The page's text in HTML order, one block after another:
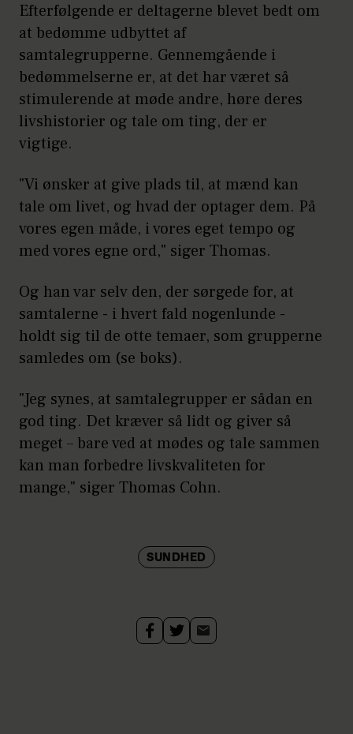
omkring 47 ud af 100.000. H
vis du er i krise eller har tanker om
selvmord, så sig det til nogen. Du kan
kontakte Livsliniens
telefonrådgivning, 70 201 201 alle
årets dage fra kl. 11-05.
Kilde: Psykiatrifonden
Efterfølgende er deltagerne blevet bedt om
at bedømme udbyttet af
samtalegrupperne. Gennemgående i
bedømmelserne er, at det har været så
stimulerende at møde andre, høre deres
livshistorier og tale om ting, der er
vigtige.
"Vi ønsker at give plads til, at mænd kan
tale om livet, og hvad der optager dem. På
vores egen måde, i vores eget tempo og
med vores egne ord," siger Thomas.
Og han var selv den, der sørgede for, at
samtalerne - i hvert fald nogenlunde -
holdt sig til de otte temaer, som grupperne
samledes om (se boks).
"Jeg synes, at samtalegrupper er sådan en
god ting. Det kræver så lidt og giver så
meget – bare ved at mødes og tale sammen
kan man forbedre livskvaliteten for
mange," siger Thomas Cohn.
SUNDHED